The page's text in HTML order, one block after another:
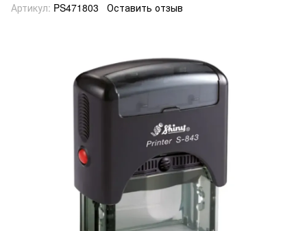
Артикул: PS471803 Оставить отзыв